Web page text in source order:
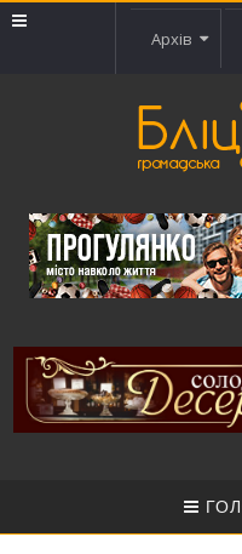
Архів